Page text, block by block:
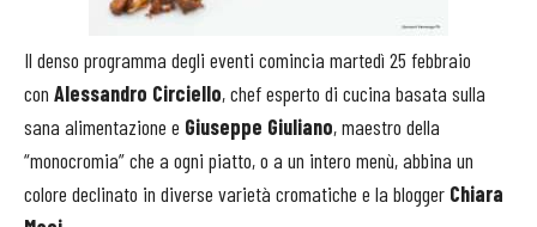
Il denso programma degli eventi comincia martedì 25 febbraio
con Alessandro Circiello, chef esperto di cucina basata sulla
sana alimentazione e Giuseppe Giuliano, maestro della
“monocromia” che a ogni piatto, o a un intero menù, abbina un
colore declinato in diverse varietà cromatiche e la blogger Chiara